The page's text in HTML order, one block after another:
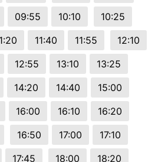
09:55 10:10
10:25
11:40 11:55
12:10
12:55 13:10
13:25
14:20 14:40
15:00
16:00 16:10
16:20
16:50 17:00
17:10
17:45 18:00
18:20